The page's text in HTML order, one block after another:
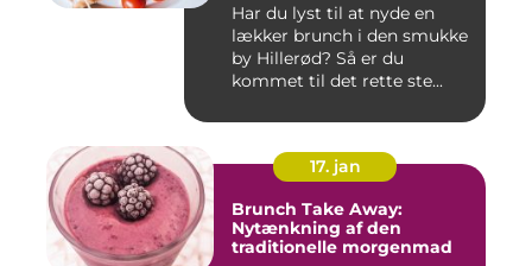
Har du lyst til at nyde en
lækker brunch i den smukke
by Hillerød? Så er du
kommet til det rette ste...
17. jan
Brunch Take Away:
Nytænkning af den
traditionelle morgenmad